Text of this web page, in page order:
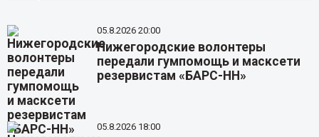
05.8.2026 20:00
Нижегородские волонтеры
передали гумпомощь и масксети
резервистам «БАРС-НН»
05.8.2026 18:00